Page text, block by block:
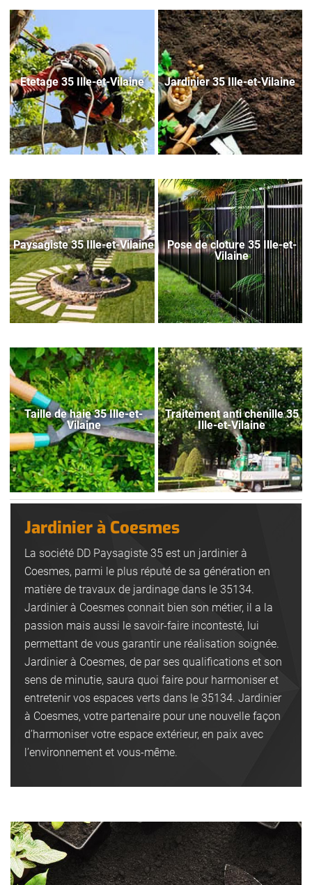
Etetage 35 Ille-et-Vilaine Jardinier 35 Ille-et-Vilaine
Paysagiste 35 Ille-et-Vilaine
Pose de cloture 35 Ille-et-
Vilaine
Taille de haie 35 Ille-et-
Vilaine
Traitement anti chenille 35
Ille-et-Vilaine
Jardinier à Coesmes
La société DD Paysagiste 35 est un jardinier à
Coesmes, parmi le plus réputé de sa génération en
matière de travaux de jardinage dans le 35134.
Jardinier à Coesmes connait bien son métier, il a la
passion mais aussi le savoir-faire incontesté, lui
permettant de vous garantir une réalisation soignée.
Jardinier à Coesmes, de par ses qualifications et son
sens de minutie, saura quoi faire pour harmoniser et
entretenir vos espaces verts dans le 35134. Jardinier
à Coesmes, votre partenaire pour une nouvelle façon
d’harmoniser votre espace extérieur, en paix avec
l’environnement et vous-même.